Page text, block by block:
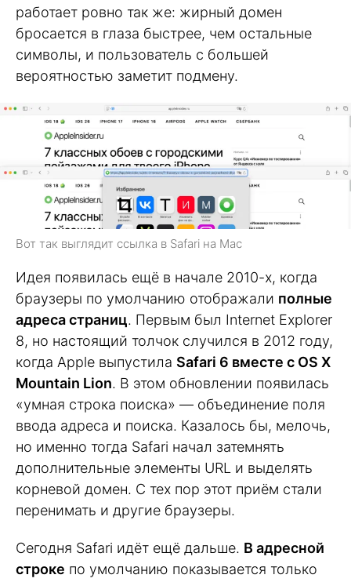
работает ровно так же: жирный домен
бросается в глаза быстрее, чем остальные
символы, и пользователь с большей
вероятностью заметит подмену.
Вот так выглядит ссылка в Safari на Mac
Идея появилась ещё в начале 2010-х, когда
браузеры по умолчанию отображали полные
адреса страниц. Первым был Internet Explorer
8, но настоящий толчок случился в 2012 году,
когда Apple выпустила Safari 6 вместе с OS X
Mountain Lion. В этом обновлении появилась
«умная строка поиска» — объединение поля
ввода адреса и поиска. Казалось бы, мелочь,
но именно тогда Safari начал затемнять
дополнительные элементы URL и выделять
корневой домен. С тех пор этот приём стали
перенимать и другие браузеры.
Сегодня Safari идёт ещё дальше. В адресной
строке по умолчанию показывается только